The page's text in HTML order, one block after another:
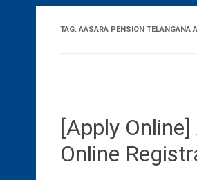
TAG:AASARA PENSION TELANGANA
[Apply
Online